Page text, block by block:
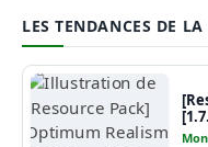
LES TENDANCES DE